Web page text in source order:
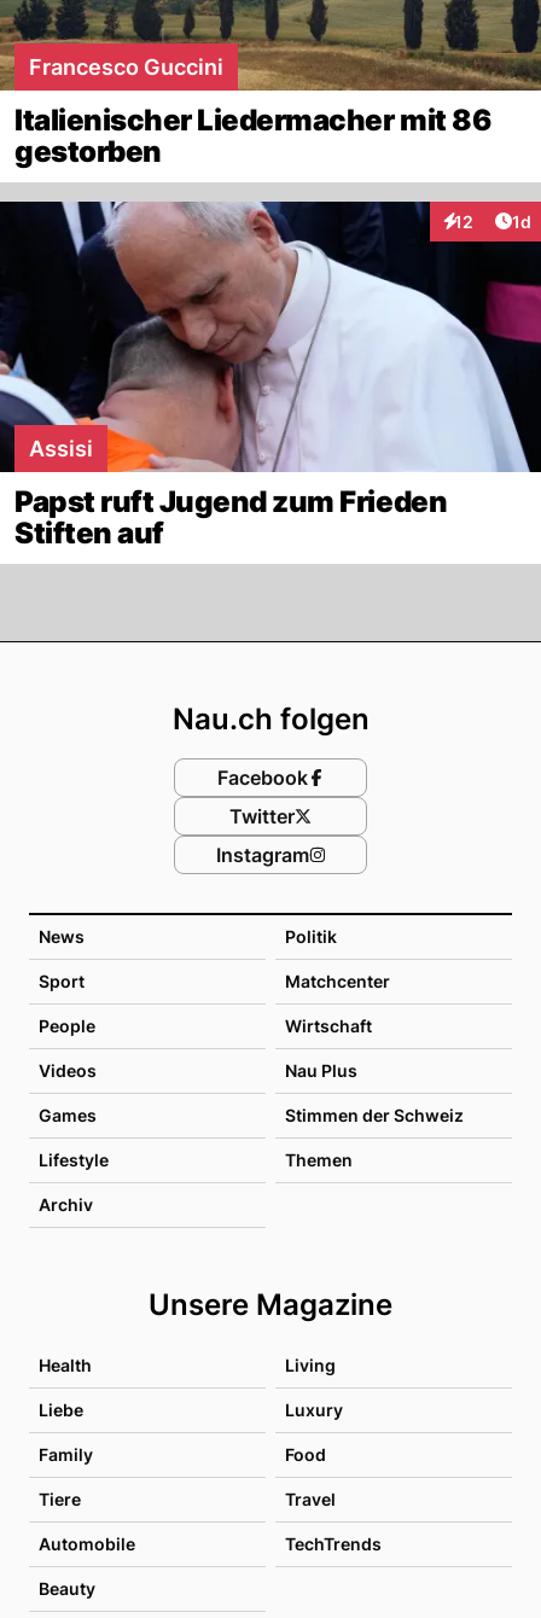
Francesco Guccini
Italienischer Liedermacher mit 86
gestorben
12 1d
Assisi
Papst ruft Jugend zum Frieden
Stiften auf
News Politik
Sport Matchcenter
People Wirtschaft
Videos Nau Plus
Games Stimmen der Schweiz
Lifestyle Themen
Archiv
Unsere Magazine
Health Living
Liebe Luxury
Family Food
Tiere Travel
Automobile TechTrends
Beauty
Nau.ch folgen
Facebook
Twitter
Instagram